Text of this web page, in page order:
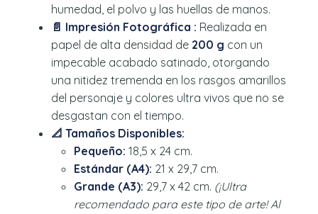
humedad, el polvo y las huellas de manos.
📄 Impresión Fotográfica : Realizada en
papel de alta densidad de 200 g con un
impecable acabado satinado, otorgando
una nitidez tremenda en los rasgos amarillos
del personaje y colores ultra vivos que no se
desgastan con el tiempo.
📐 Tamaños Disponibles:
Pequeño: 18,5 x 24 cm.
Estándar (A4): 21 x 29,7 cm.
Grande (A3): 29,7 x 42 cm. (¡Ultra
recomendado para este tipo de arte! Al